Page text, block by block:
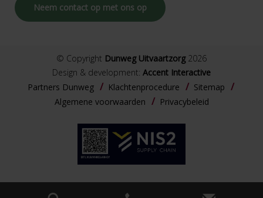
Neem contact op met ons op
© Copyright Dunweg Uitvaartzorg2026
Design & development: Accent Interactive
Partners Dunweg
Klachtenprocedure
Sitemap
Algemene voorwaarden
Privacybeleid